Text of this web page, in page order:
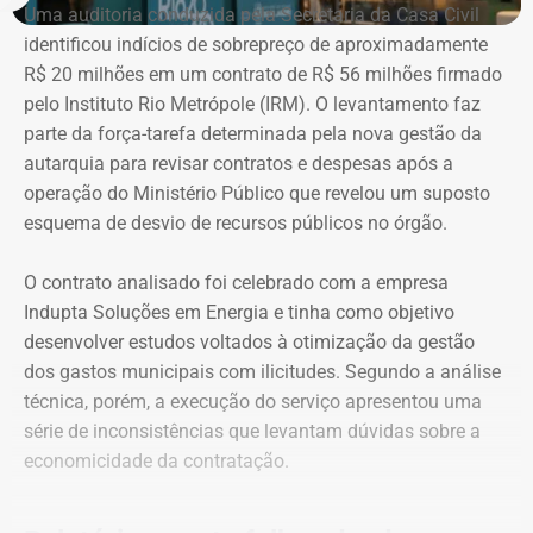
necessariamente seus preços de mercado.
O crescimento patrimonial, por si só, não indica a
existência de irregularidades.
Declaração de bens de Vinícius Cozzolino em 2026 — Foto:
Reprodução/Divulgacand
Uma auditoria conduzida pela Secretaria da Casa Civil
identificou indícios de sobrepreço de aproximadamente
R$ 20 milhões em um contrato de R$ 56 milhões firmado
pelo Instituto Rio Metrópole (IRM). O levantamento faz
parte da força-tarefa determinada pela nova gestão da
autarquia para revisar contratos e despesas após a
operação do Ministério Público que revelou um suposto
esquema de desvio de recursos públicos no órgão.
O contrato analisado foi celebrado com a empresa
Indupta Soluções em Energia e tinha como objetivo
desenvolver estudos voltados à otimização da gestão
dos gastos municipais com ilicitudes. Segundo a análise
técnica, porém, a execução do serviço apresentou uma
série de inconsistências que levantam dúvidas sobre a
economicidade da contratação.